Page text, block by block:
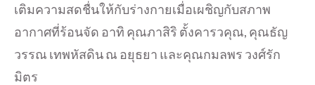
เติมความสดชื่นให้กับร่างกายเมื่อเผชิญกับสภาพ
อากาศที่ร้อนจัด อาทิ คุณภาสิริ ตั้งคารวคุณ, คุณธัญ
วรรณ เทพหัสดิน ณ อยุธยา และคุณกมลพร วงศ์รัก
มิตร